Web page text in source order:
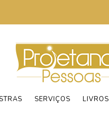
SERVIÇOS LIVROS